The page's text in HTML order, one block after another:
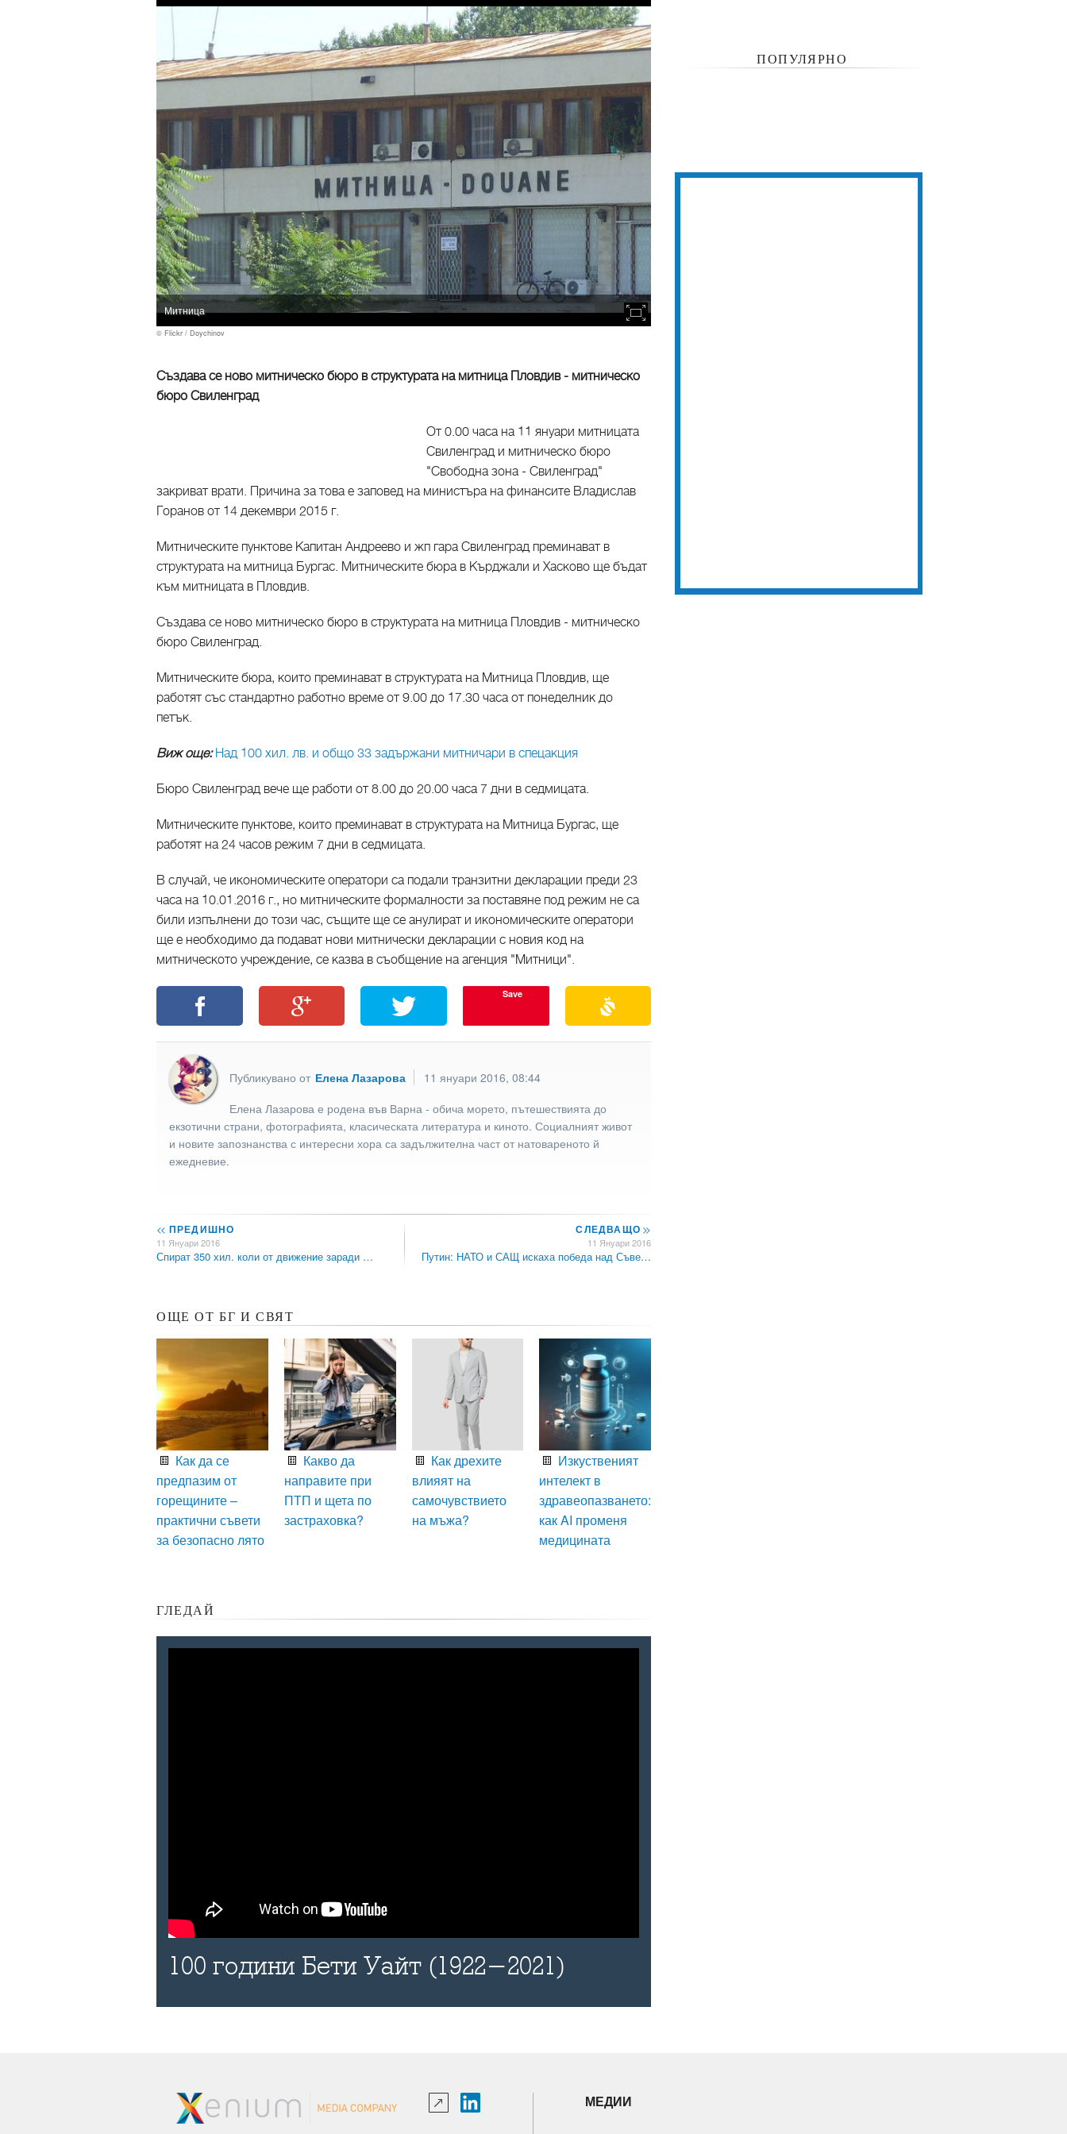
Митница
© Flickr / Doychinov
Създава се ново митническо бюро в структурата на митница Пловдив - митническо
бюро Свиленград
От 0.00 часа на 11 януари митницата
Свиленград и митническо бюро
"Свободна зона - Свиленград"
закриват врати. Причина за това е заповед на министъра на финансите Владислав
Горанов от 14 декември 2015 г.
Митническите пунктове Капитан Андреево и жп гара Свиленград преминават в
структурата на митница Бургас. Митническите бюра в Кърджали и Хасково ще бъдат
към митницата в Пловдив.
Създава се ново митническо бюро в структурата на митница Пловдив - митническо
бюро Свиленград.
Митническите бюра, които преминават в структурата на Митница Пловдив, ще
работят със стандартно работно време от 9.00 до 17.30 часа от понеделник до
петък.
Виж още:Над 100 хил. лв. и общо 33 задържани митничари в спецакция
Бюро Свиленград вече ще работи от 8.00 до 20.00 часа 7 дни в седмицата.
Митническите пунктове, които преминават в структурата на Митница Бургас, ще
работят на 24 часов режим 7 дни в седмицата.
В случай, че икономическите оператори са подали транзитни декларации преди 23
часа на 10.01.2016 г., но митническите формалности за поставяне под режим не са
били изпълнени до този час, същите ще се анулират и икономическите оператори
ще е необходимо да подават нови митнически декларации с новия код на
митническото учреждение, се казва в съобщение на агенция "Митници".
Save
Публикувано от Елена Лазарова
11 януари 2016, 08:44
Елена Лазарова е родена във Варна - обича морето, пътешествията до
екзотични страни, фотографията, класическата литература и киното. Социалният живот
и новите запознанства с интересни хора са задължителна част от натовареното й
ежедневие.
<< ПРЕДИШНО
11 Януари 2016
Спират 350 хил. коли от движение заради …
СЛЕДВАЩО>>
11 Януари 2016
Путин: НАТО и САЩ искаха победа над Съве…
ОЩЕ ОТ БГ И СВЯТ
Как да се
предпазим от
горещините –
практични съвети
за безопасно лято
Какво да
направите при
ПТП и щета по
застраховка?
Как дрехите
влияят на
самочувствието
на мъжа?
Изкуственият
интелект в
здравеопазването:
как AI променя
медицината
ГЛЕДАЙ
100 години Бети Уайт (1922-2021)
ПОПУЛЯРНО
МЕДИИ